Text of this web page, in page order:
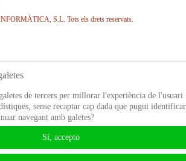
S.L. Tots els drets reservats.
de tercers per millorar l'experiència de l'usuari
sense recaptar cap dada que pugui
navegant amb galetes?
Sí, accepto